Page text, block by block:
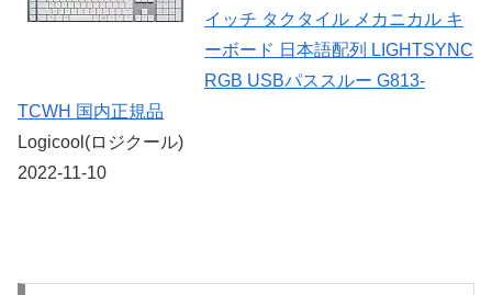
イッチ タクタイル メカニカル キ
ーボード 日本語配列 LIGHTSYNC
RGB USBパススルー G813-
TCWH 国内正規品
Logicool(ロジクール)
2022-11-10